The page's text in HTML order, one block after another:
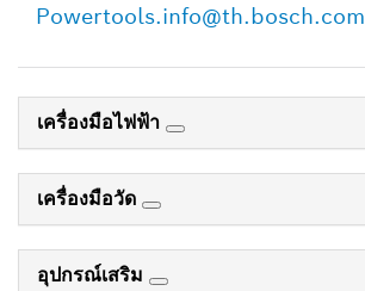
Powertools.info@th.bosch.com
เครื่องมือไฟฟ้า
เครื่องมือวัด
อุปกรณ์เสริม